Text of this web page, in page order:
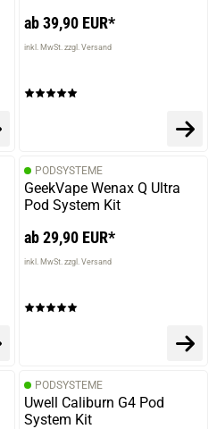
ab 39,90 EUR*
inkl. MwSt. zzgl. Versand
PODSYSTEME
GeekVape Wenax Q Ultra
Pod System Kit
ab 29,90 EUR*
inkl. MwSt. zzgl. Versand
PODSYSTEME
Uwell Caliburn G4 Pod
System Kit